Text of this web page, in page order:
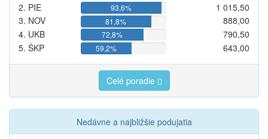
2. PIE
93,6%
1 015,50
3. NOV
81,8%
888,00
4. UKB
72,8%
790,50
5. ŠKP
59,2% 643,00
Celé poradie
Nedávne a najbližšie podujatia